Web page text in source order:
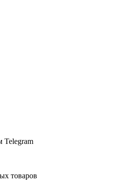
Telegram
товаров